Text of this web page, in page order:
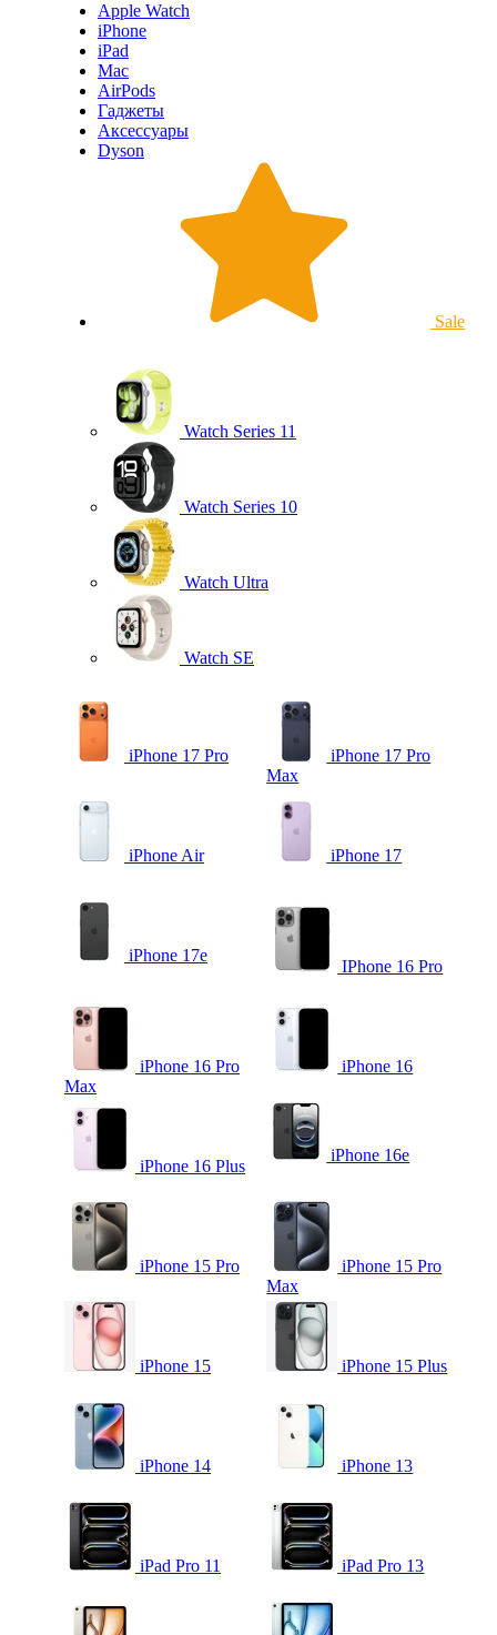
Apple Watch
iPhone
iPad
Mac
AirPods
Гаджеты
Аксессуары
Dyson
Sale
Watch Series 11
Watch Series 10
Watch Ultra
Watch SE
iPhone 17 Pro
iPhone 17 Pro
Max
iPhone Air iPhone 17
iPhone 17e
IPhone 16 Pro
iPhone 16 Pro
Max
iPhone 16
iPhone 16 Plus
iPhone 16e
iPhone 15 Pro
iPhone 15 Pro
Max
iPhone 15 iPhone 15 Plus
iPhone 14 iPhone 13
iPad Pro 11 iPad Pro 13